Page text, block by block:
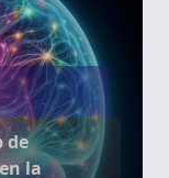
de
la